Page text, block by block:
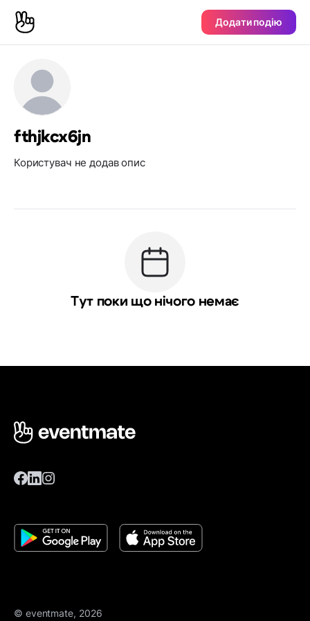
Додати подію
fthjkcx6jn
Користувач не додав опис
Тут поки що нічого немає
© eventmate, 2026